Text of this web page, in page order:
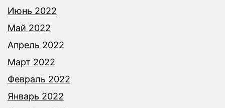
Июнь 2022
Май 2022
Апрель 2022
Март 2022
Февраль 2022
Январь 2022